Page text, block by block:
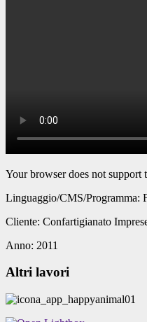
Your browser does not support
Linguaggio/CMS/Programma:
Cliente: Confartigianato
Anno: 2011
Altri lavori